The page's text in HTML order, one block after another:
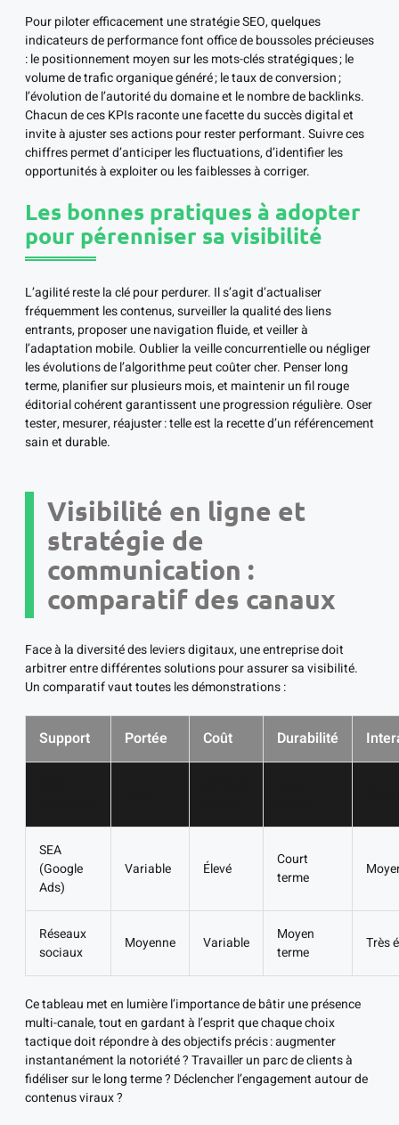
Pour piloter efficacement une stratégie SEO, quelques
indicateurs de performance font office de boussoles précieuses
: le positionnement moyen sur les mots-clés stratégiques ; le
volume de trafic organique généré ; le taux de conversion ;
l’évolution de l’autorité du domaine et le nombre de backlinks.
Chacun de ces KPIs raconte une facette du succès digital et
invite à ajuster ses actions pour rester performant. Suivre ces
chiffres permet d’anticiper les fluctuations, d’identifier les
opportunités à exploiter ou les faiblesses à corriger.
Les bonnes pratiques à adopter
pour pérenniser sa visibilité
L’agilité reste la clé pour perdurer. Il s’agit d’actualiser
fréquemment les contenus, surveiller la qualité des liens
entrants, proposer une navigation fluide, et veiller à
l’adaptation mobile. Oublier la veille concurrentielle ou négliger
les évolutions de l’algorithme peut coûter cher. Penser long
terme, planifier sur plusieurs mois, et maintenir un fil rouge
éditorial cohérent garantissent une progression régulière. Oser
tester, mesurer, réajuster : telle est la recette d’un référencement
sain et durable.
Visibilité en ligne et
stratégie de
communication :
comparatif des canaux
Face à la diversité des leviers digitaux, une entreprise doit
arbitrer entre différentes solutions pour assurer sa visibilité.
Un comparatif vaut toutes les démonstrations :
Support Portée Coût Durabilité
SEA
(Google
Ads)
Variable Élevé
Court
terme
Réseaux
sociaux
Moyenne Variable
Moyen
terme
Très
Ce tableau met en lumière l’importance de bâtir une présence
multi-canale, tout en gardant à l’esprit que chaque choix
tactique doit répondre à des objectifs précis : augmenter
instantanément la notoriété ? Travailler un parc de clients à
fidéliser sur le long terme ? Déclencher l’engagement autour de
contenus viraux ?